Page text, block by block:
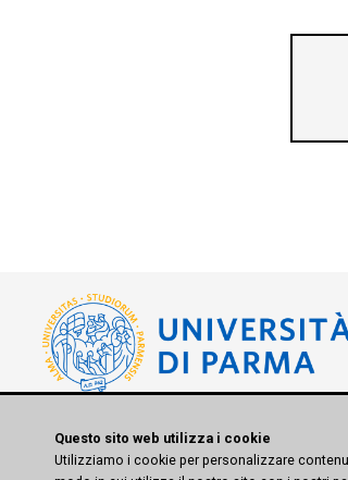
© 2026 CSEIA - All Rights Reserved -
Questo sito web utilizza i cookie
Utilizziamo i cookie per personalizzare